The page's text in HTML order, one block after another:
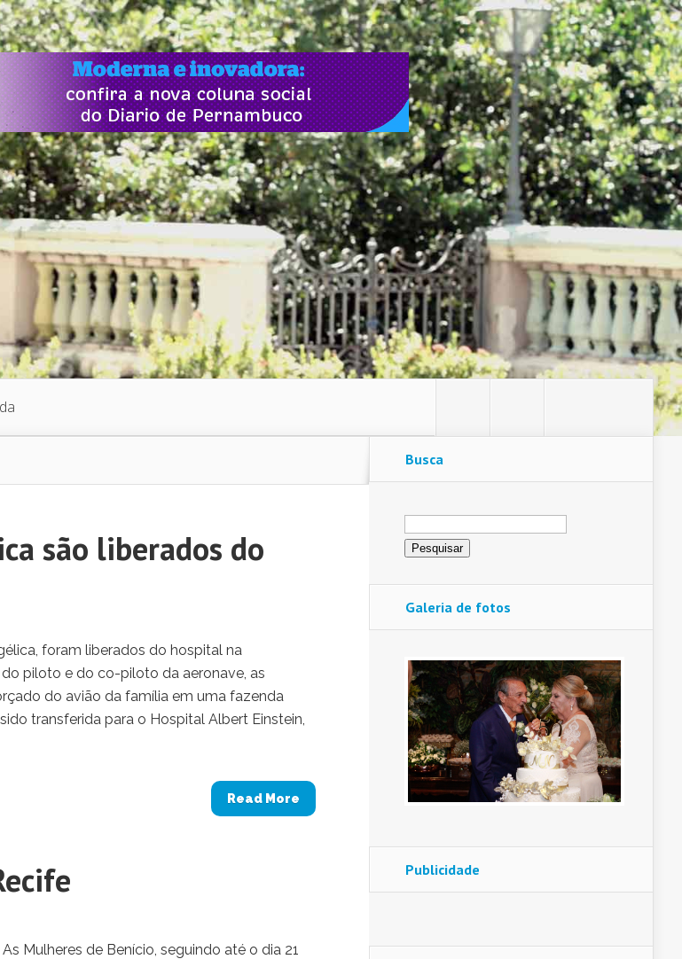
são liberados do
foram liberados do hospital na
piloto e do co-piloto da aeronave, as
do avião da família em uma fazenda
transferida para o Hospital Albert Einstein,
Read More
Mulheres de Benício, seguindo até o dia 21
Busca
Pesquisar
por:
Galeria de fotos
Publicidade